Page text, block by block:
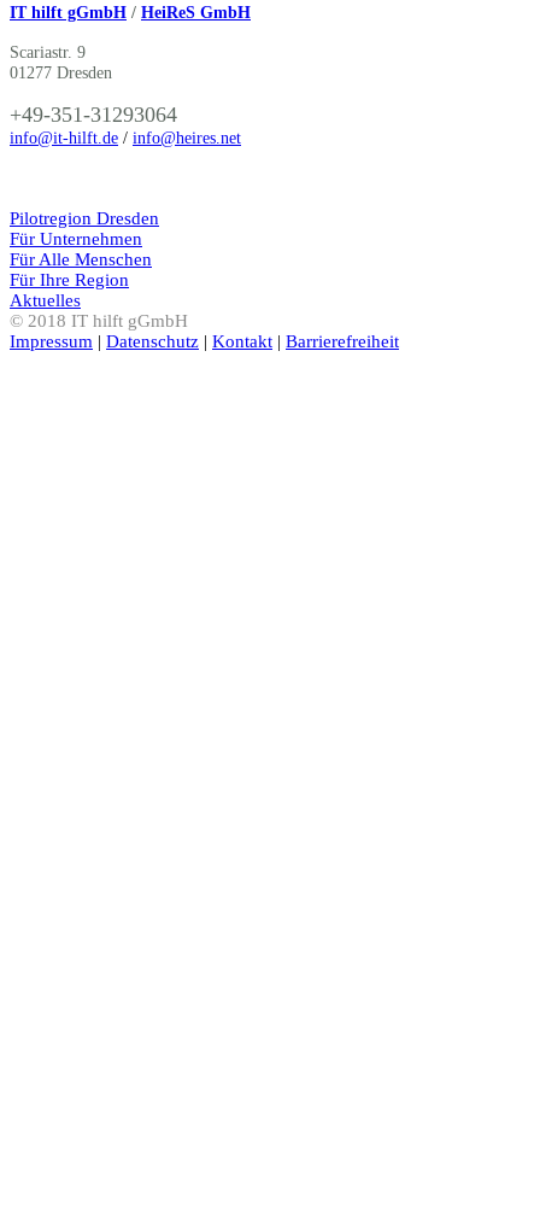
IT hilft gGmbH / HeiReS GmbH
Scariastr. 9
01277 Dresden
+49-351-31293064
info@it-hilft.de / info@heires.net
Pilotregion Dresden
Für Unternehmen
Für Alle Menschen
Für Ihre Region
Aktuelles
© 2018 IT hilft gGmbH
Impressum | Datenschutz | Kontakt | Barrierefreiheit